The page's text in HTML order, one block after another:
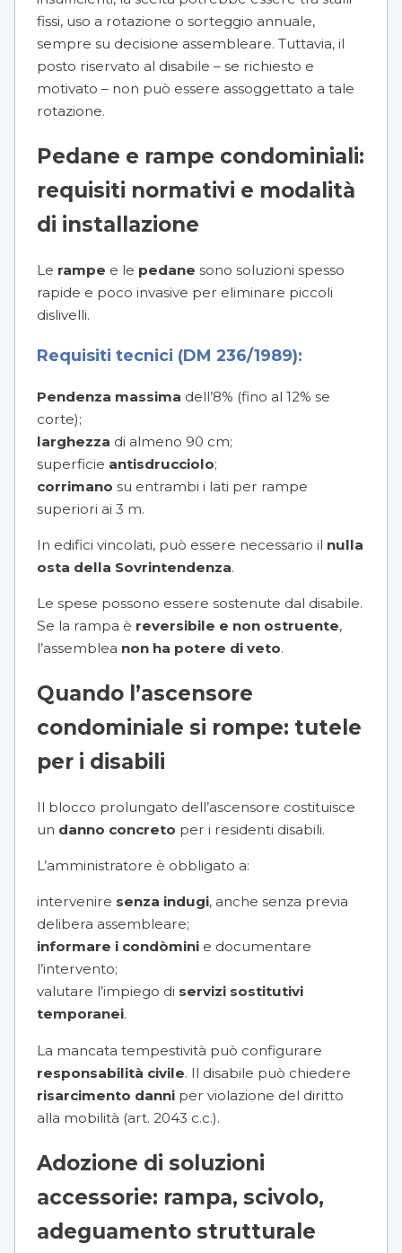
fissi, uso a rotazione o sorteggio annuale,
sempre su decisione assembleare. Tuttavia, il
posto riservato al disabile – se richiesto e
motivato – non può essere assoggettato a tale
rotazione.
Pedane e rampe condominiali:
requisiti normativi e modalità
di installazione
Le rampe e le pedane sono soluzioni spesso
rapide e poco invasive per eliminare piccoli
dislivelli.
Requisiti tecnici (DM 236/1989):
Pendenza massima dell’8% (fino al 12% se
corte);
larghezza di almeno 90 cm;
superficie antisdrucciolo;
corrimano su entrambi i lati per rampe
superiori ai 3 m.
In edifici vincolati, può essere necessario il nulla
osta della Sovrintendenza.
Le spese possono essere sostenute dal disabile.
Se la rampa è reversibile e non ostruente,
l’assemblea non ha potere di veto.
Quando l’ascensore
condominiale si rompe: tutele
per i disabili
Il blocco prolungato dell’ascensore costituisce
un danno concreto per i residenti disabili.
L’amministratore è obbligato a:
intervenire senza indugi, anche senza previa
delibera assembleare;
informare i condòmini e documentare
l’intervento;
valutare l’impiego di servizi sostitutivi
temporanei.
La mancata tempestività può configurare
responsabilità civile. Il disabile può chiedere
risarcimento danni per violazione del diritto
alla mobilità (art. 2043 c.c.).
Adozione di soluzioni
accessorie: rampa, scivolo,
adeguamento strutturale